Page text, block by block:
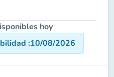
hoy
:10/08/2026